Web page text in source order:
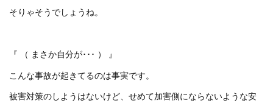
そりゃそうでしょうね。
『 （ まさか自分が･･･ ） 』
こんな事故が起きてるのは事実です。
被害対策のしようはないけど、せめて加害側にならないような安